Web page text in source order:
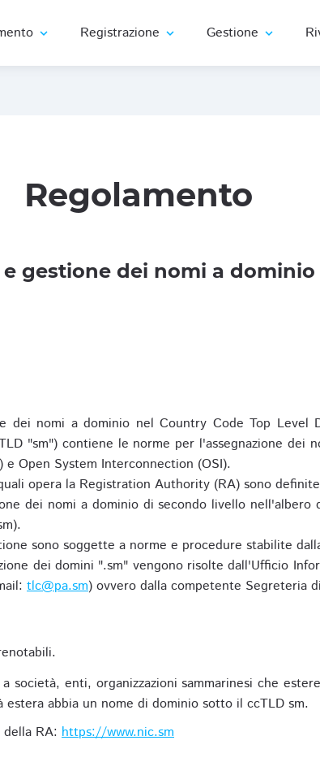
expand_more Registrazione expand_more Gestione expand_more
Regolamento
gestione dei nomi a dominio
dei nomi a dominio nel Country Code Top Level
"sm") contiene le norme per l'assegnazione dei
Open System Interconnection (OSI).
opera la Registration Authority (RA) sono
dei nomi a dominio di secondo livello nell'albero
sono soggette a norme e procedure stabilite
dei domini ".sm" vengono risolte dall'Ufficio
tlc@pa.sm) ovvero dalla competente Segreteria
società, enti, organizzazioni sammarinesi che
abbia un nome di dominio sotto il ccTLD sm.
RA: https://www.nic.sm